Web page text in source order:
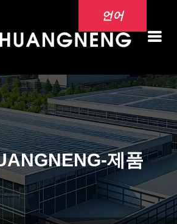
언어
제품